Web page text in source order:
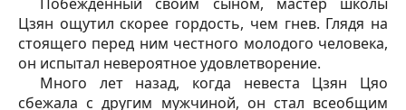
Цзян ощутил скорее гордость, чем гнев. Глядя на
стоящего перед ним честного молодого человека,
он испытал невероятное удовлетворение.
Много лет назад, когда невеста Цзян Цяо
сбежала с другим мужчиной, он стал всеобщим